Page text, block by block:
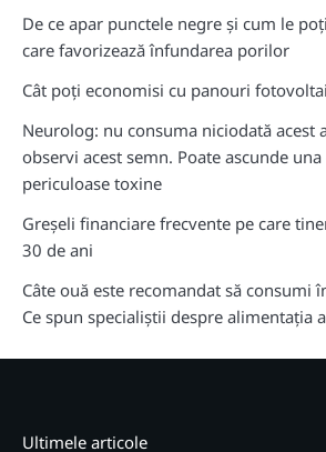
De ce apar punctele negre și cum le
care favorizează înfundarea porilor
Cât poți economisi cu panouri
Neurolog: nu consuma niciodată acest
observi acest semn. Poate ascunde
periculoase toxine
Greșeli financiare frecvente pe care
30 de ani
Câte ouă este recomandat să consumi
Ce spun specialiștii despre alimentația
Ultimele articole